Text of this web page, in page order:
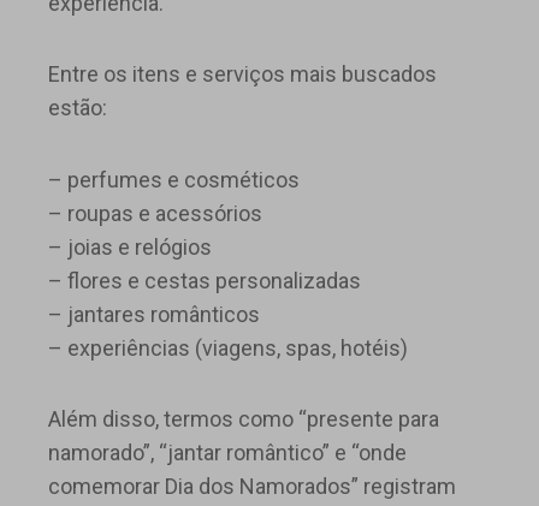
Entre os itens e serviços mais buscados
estão:
– perfumes e cosméticos
– roupas e acessórios
– joias e relógios
– flores e cestas personalizadas
– jantares românticos
– experiências (viagens, spas, hotéis)
Além disso, termos como “presente para
namorado”, “jantar romântico” e “onde
comemorar Dia dos Namorados” registram